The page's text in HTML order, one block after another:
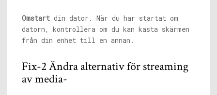
Omstart din dator. När du har startat om
datorn, kontrollera om du kan kasta skärmen
från din enhet till en annan.
Fix-2 Ändra alternativ för streaming
av media-